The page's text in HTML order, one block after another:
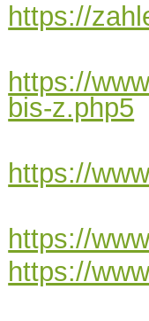
https://
https://
bis-z.php5
https://
https://
https://